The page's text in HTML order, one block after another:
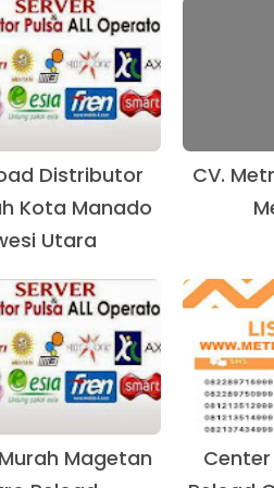
Distributor
Kota Manado
Utara
CV.
Magetan